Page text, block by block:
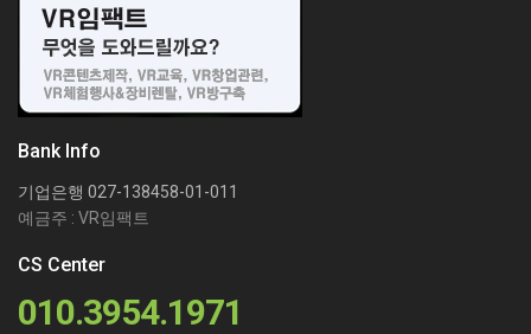
Bank Info
기업은행 027-138458-01-011
예금주 : VR임팩트
CS Center
010.3954.1971